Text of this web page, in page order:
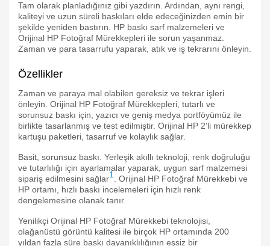
Tam olarak planladığınız gibi yazdırın. Ardından, aynı rengi,
kaliteyi ve uzun süreli baskıları elde edeceğinizden emin bir
şekilde yeniden bastırın. HP baskı sarf malzemeleri ve
Orijinal HP Fotoğraf Mürekkepleri ile sorun yaşanmaz.
Zaman ve para tasarrufu yaparak, atık ve iş tekrarını önleyin.
Özellikler
Zaman ve paraya mal olabilen gereksiz ve tekrar işleri
önleyin. Orijinal HP Fotoğraf Mürekkepleri, tutarlı ve
sorunsuz baskı için, yazıcı ve geniş medya portföyümüz ile
birlikte tasarlanmış ve test edilmiştir. Orijinal HP 2'li mürekkep
kartuşu paketleri, tasarruf ve kolaylık sağlar.
Basit, sorunsuz baskı. Yerleşik akıllı teknoloji, renk doğruluğu
ve tutarlılığı için ayarlamalar yaparak, uygun sarf malzemesi
sipariş edilmesini sağlar1
. Orijinal HP Fotoğraf Mürekkebi ve
HP ortamı, hızlı baskı incelemeleri için hızlı renk
dengelemesine olanak tanır.
Yenilikçi Orijinal HP Fotoğraf Mürekkebi teknolojisi,
olağanüstü görüntü kalitesi ile birçok HP ortamında 200
yıldan fazla süre baskı dayanıklılığının eşsiz bir